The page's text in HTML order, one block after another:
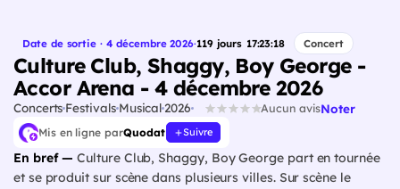
Date de sortie · 4 décembre 2026·119jours 17:23:17 Concert
Culture Club, Shaggy, Boy George -
Accor Arena - 4 décembre 2026
Concerts FestivalsMusical 2026 Aucun avisNoter
Mis en ligne parQuodat Suivre
En bref — Culture Club, Shaggy, Boy George part en tournée
et se produit sur scène dans plusieurs villes. Sur scène le